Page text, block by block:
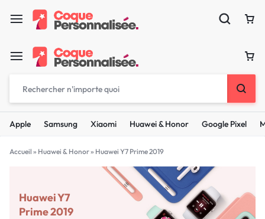
Apple Samsung Xiaomi Huawei & Honor Google Pixel
Accueil » Huawei & Honor» Huawei Y7 Prime 2019
Huawei Y7
Prime 2019